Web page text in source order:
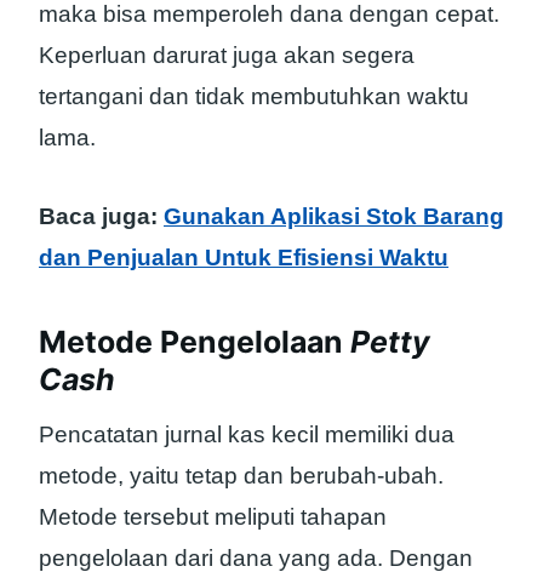
maka bisa memperoleh dana dengan cepat.
Keperluan darurat juga akan segera
tertangani dan tidak membutuhkan waktu
lama.
Baca juga: Gunakan Aplikasi Stok Barang
dan Penjualan Untuk Efisiensi Waktu
Metode Pengelolaan Petty
Cash
Pencatatan jurnal kas kecil memiliki dua
metode, yaitu tetap dan berubah-ubah.
Metode tersebut meliputi tahapan
pengelolaan dari dana yang ada. Dengan